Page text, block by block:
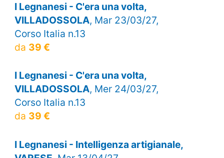
I Legnanesi - C'era una volta,
VILLADOSSOLA, Mar 23/03/27,
Corso Italia n.13
da 39 €
I Legnanesi - C'era una volta,
VILLADOSSOLA, Mer 24/03/27,
Corso Italia n.13
da 39 €
I Legnanesi - Intelligenza artigianale,